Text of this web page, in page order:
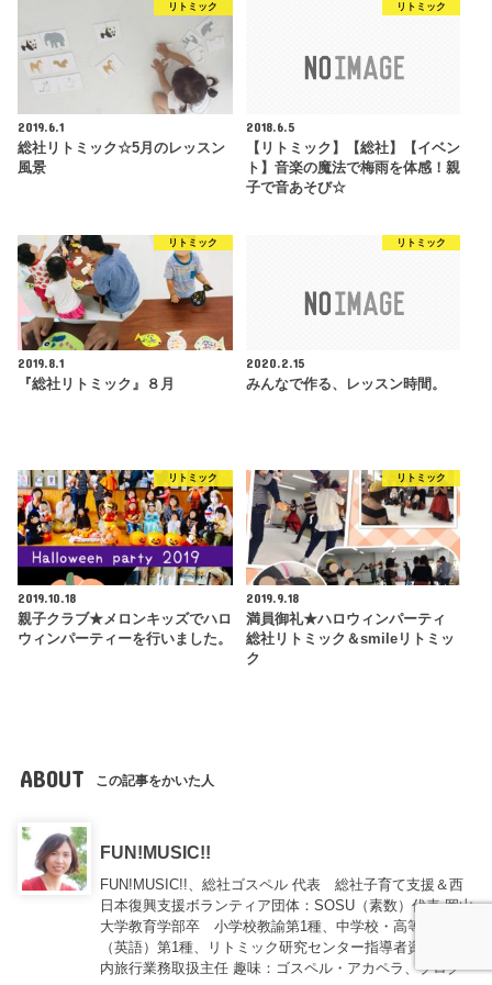
リトミック
2019.6.1
総社リトミック☆5月のレッスン
風景
リトミック
2018.6.5
【リトミック】【総社】【イベン
ト】音楽の魔法で梅雨を体感！親
子で音あそび☆
リトミック
2019.8.1
『総社リトミック』８月
リトミック
2020.2.15
みんなで作る、レッスン時間。
リトミック
2019.10.18
親子クラブ★メロンキッズでハロ
ウィンパーティーを行いました。
リトミック
2019.9.18
満員御礼★ハロウィンパーティ
総社リトミック＆smileリトミッ
ク
ABOUT この記事をかいた人
FUN!MUSIC!!
FUN!MUSIC!!、総社ゴスペル 代表 総社子育て支援＆西
日本復興支援ボランティア団体：SOSU（素数）代表 岡山
大学教育学部卒 小学校教諭第1種、中学校・高等学校
（英語）第1種、リトミック研究センター指導者資格 国
内旅行業務取扱主任 趣味：ゴスペル・アカペラ、ブログ